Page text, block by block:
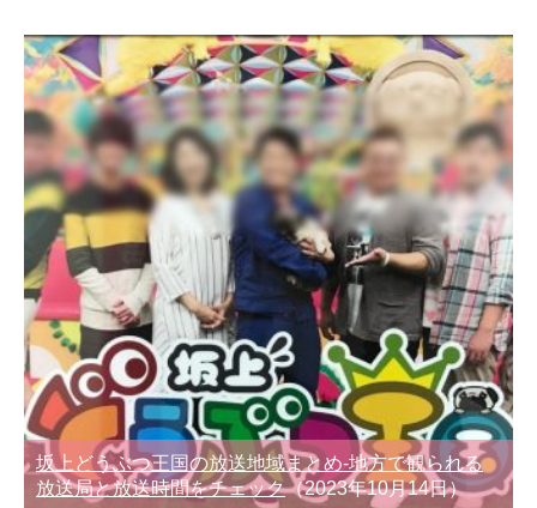
坂上どうぶつ王国の放送地域まとめ-地方で観られる
放送局と放送時間をチェック（2023年10月14日）